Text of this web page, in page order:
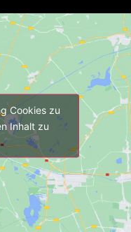
Cookies zu
Inhalt zu